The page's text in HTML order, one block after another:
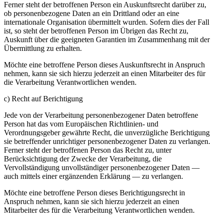
Ferner steht der betroffenen Person ein Auskunftsrecht darüber zu,
ob personenbezogene Daten an ein Drittland oder an eine
internationale Organisation übermittelt wurden. Sofern dies der Fall
ist, so steht der betroffenen Person im Übrigen das Recht zu,
Auskunft über die geeigneten Garantien im Zusammenhang mit der
Übermittlung zu erhalten.
Möchte eine betroffene Person dieses Auskunftsrecht in Anspruch
nehmen, kann sie sich hierzu jederzeit an einen Mitarbeiter des für
die Verarbeitung Verantwortlichen wenden.
c) Recht auf Berichtigung
Jede von der Verarbeitung personenbezogener Daten betroffene
Person hat das vom Europäischen Richtlinien- und
Verordnungsgeber gewährte Recht, die unverzügliche Berichtigung
sie betreffender unrichtiger personenbezogener Daten zu verlangen.
Ferner steht der betroffenen Person das Recht zu, unter
Berücksichtigung der Zwecke der Verarbeitung, die
Vervollständigung unvollständiger personenbezogener Daten —
auch mittels einer ergänzenden Erklärung — zu verlangen.
Möchte eine betroffene Person dieses Berichtigungsrecht in
Anspruch nehmen, kann sie sich hierzu jederzeit an einen
Mitarbeiter des für die Verarbeitung Verantwortlichen wenden.